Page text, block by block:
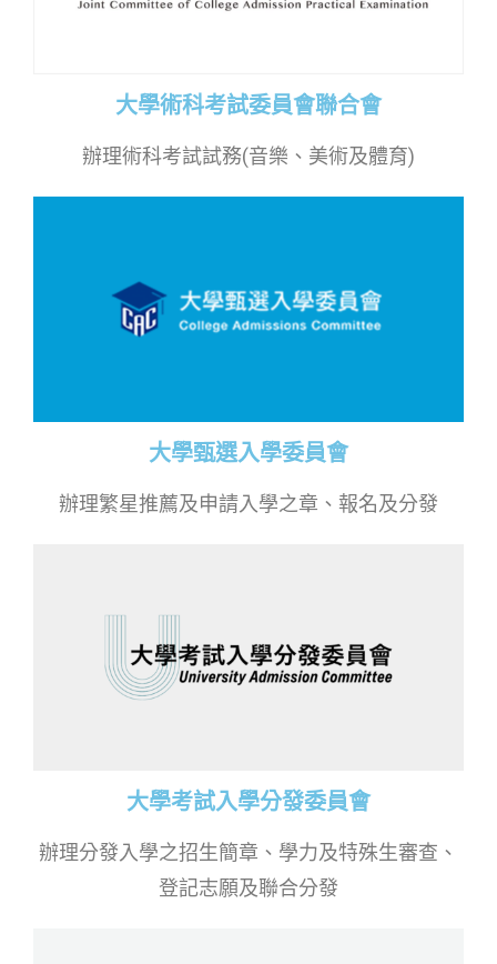
大學術科考試委員會聯合會
辦理術科考試試務(音樂、美術及體育)
大學甄選入學委員會
辦理繁星推薦及申請入學之章、報名及分發
大學考試入學分發委員會
辦理分發入學之招生簡章、學力及特殊生審查、
登記志願及聯合分發